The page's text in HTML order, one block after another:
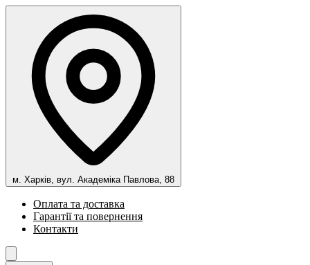
м. Харків, вул. Академіка Павлова, 88
Оплата та доставка
Гарантії та повернення
Контакти